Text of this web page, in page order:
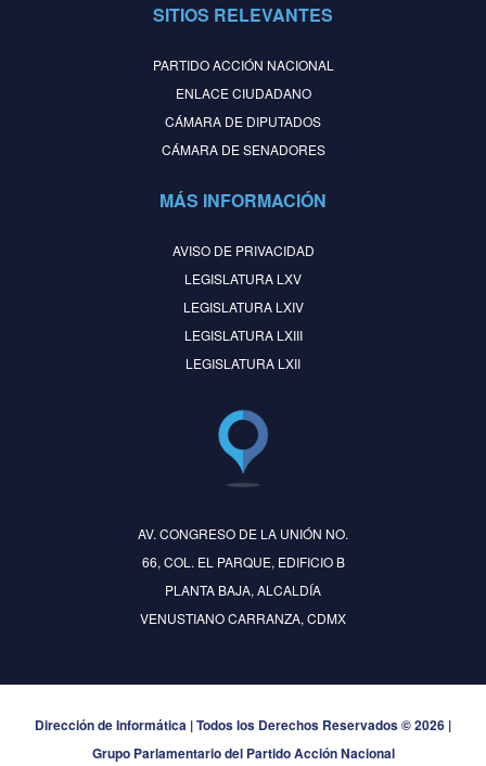
SITIOS RELEVANTES
PARTIDO ACCIÓN NACIONAL
ENLACE CIUDADANO
CÁMARA DE DIPUTADOS
CÁMARA DE SENADORES
MÁS INFORMACIÓN
AVISO DE PRIVACIDAD
LEGISLATURA LXV
LEGISLATURA LXIV
LEGISLATURA LXIII
LEGISLATURA LXII
AV. CONGRESO DE LA UNIÓN NO.
66, COL. EL PARQUE, EDIFICIO B
PLANTA BAJA, ALCALDÍA
VENUSTIANO CARRANZA, CDMX
Dirección de Informática | Todos los Derechos Reservados © 2026 |
Grupo Parlamentario del Partido Acción Nacional